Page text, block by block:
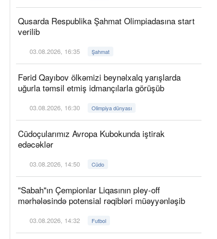
Qusarda Respublika Şahmat Olimpiadasına start
verilib
03.08.2026, 16:35 Şahmat
Fərid Qayıbov ölkəmizi beynəlxalq yarışlarda
uğurla təmsil etmiş idmançılarla görüşüb
03.08.2026, 16:30 Olimpiya dünyası
Cüdoçularımız Avropa Kubokunda iştirak
edəcəklər
03.08.2026, 14:50 Cüdo
"Sabah"ın Çempionlar Liqasının pley-off
mərhələsində potensial rəqibləri müəyyənləşib
03.08.2026, 14:32 Futbol